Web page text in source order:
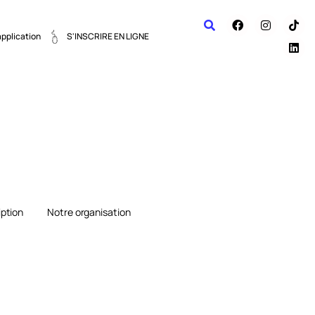
S'INSCRIRE EN LIGNE
Notre organisation